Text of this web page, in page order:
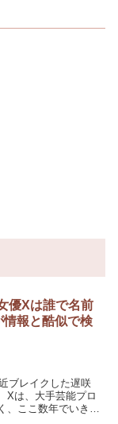
優Xは誰で名前
報と酷似で検
ブレイクした遅咲
Xは、大手芸能プロ
ここ数年でいきな